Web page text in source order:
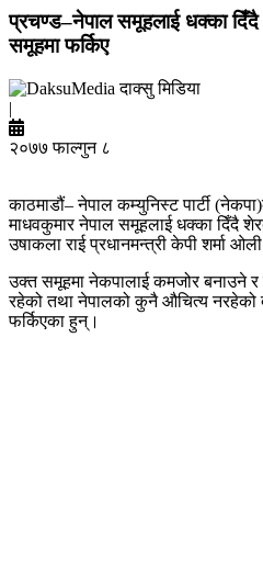
प्रचण्ड–नेपाल समूहलाई धक्का दिँदै
समूहमा फर्किए
दाक्सु मिडिया
|
२०७७ फाल्गुन ८
काठमाडौं– नेपाल कम्युनिस्ट पार्टी
माधवकुमार नेपाल समूहलाई धक्का दिँदै
उषाकला राई प्रधानमन्त्री केपी शर्मा
उक्त समूहमा नेकपालाई कमजोर बनाउने
रहेको तथा नेपालको कुनै औचित्य
फर्किएका हुन्।